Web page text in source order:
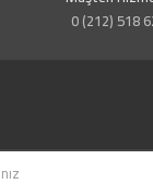
0 (212) 518